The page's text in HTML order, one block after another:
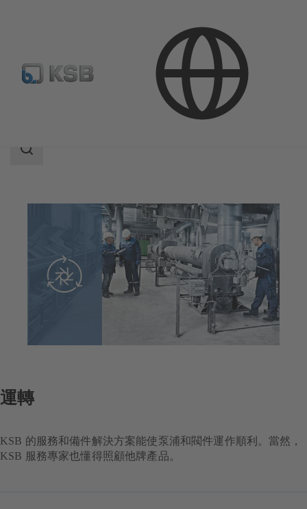
搜
围
運轉
KSB 的服務和備件解決方案能使泵浦和閥件運作順利。當然，
KSB 服務專家也懂得照顧他牌產品。